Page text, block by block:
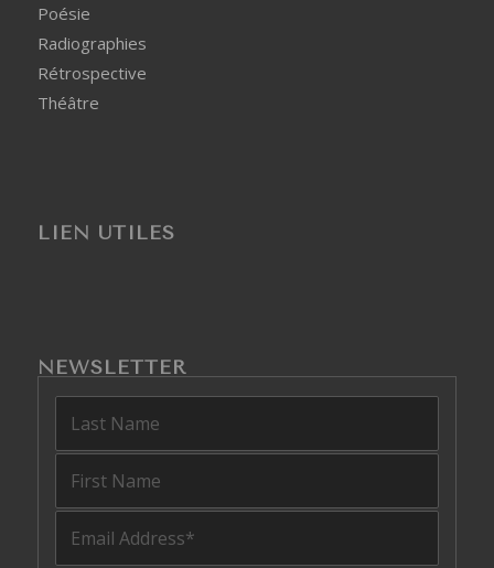
Poésie
Radiographies
Rétrospective
Théâtre
LIEN UTILES
NEWSLETTER